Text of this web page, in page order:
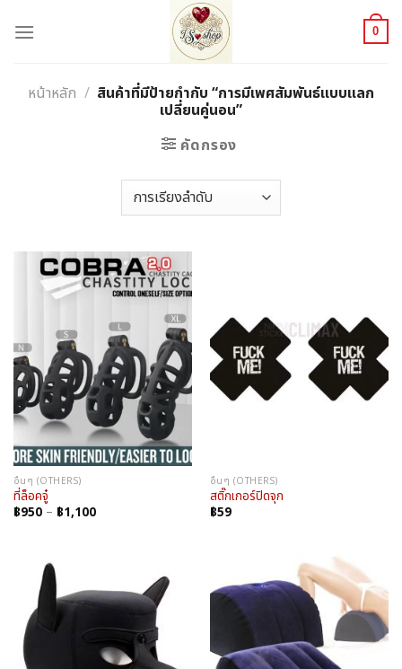
0
หน้าหลัก / สินค้าที่มีป้ายกำกับ “การมีเพศสัมพันธ์แบบแลก
เปลี่ยนคู่นอน”
คัดกรอง
อื่นๆ (OTHERS)
ที่ล็อคจู๋
฿950 – ฿1,100Price
อื่นๆ (OTHERS)
สติ๊กเกอร์ปิดจุก
฿59